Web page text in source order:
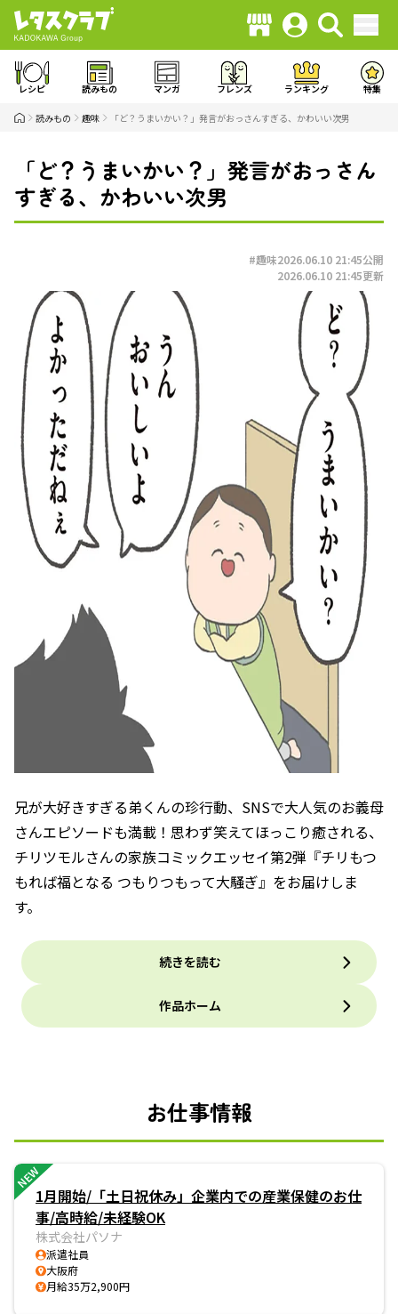
レシピ 読みもの マンガ フレンズ ランキング 特集
読みもの 趣味 「ど？うまいかい？」発言がおっさんすぎる、かわいい次男
「ど？うまいかい？」発言がおっさん
すぎる、かわいい次男
#趣味2026.06.10 21:45公開
2026.06.10 21:45更新
兄が大好きすぎる弟くんの珍行動、SNSで大人気のお義母
さんエピソードも満載！思わず笑えてほっこり癒される、
チリツモルさんの家族コミックエッセイ第2弾『チリもつ
もれば福となる つもりつもって大騒ぎ』をお届けしま
す。
続きを読む
作品ホーム
お仕事情報
NEW
1月開始/「土日祝休み」企業内での産業保健のお仕
事/高時給/未経験OK
株式会社パソナ
派遣社員
大阪府
月給35万2,900円